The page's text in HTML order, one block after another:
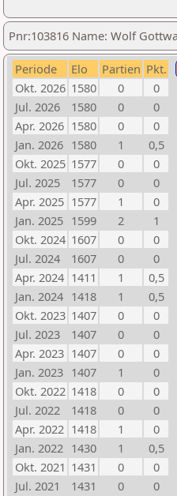
Pnr:103816 Name: Wolf
Periode Elo Partien Pkt.
Okt. 2026 1580 0
0
Jul. 2026
1580 0
0
Apr. 2026 1580 0
0
Jan. 2026 1580 1
0,5
Okt. 2025 1577 0
0
Jul. 2025
1577 0
0
Apr. 2025 1577 1
0
Jan. 2025 1599 2
1
Okt. 2024 1607 0
0
Jul. 2024
1607 0
0
Apr. 2024 1411 1
0,5
Jan. 2024 1418 1
0,5
Okt. 2023 1407 0
0
Jul. 2023
1407 0
0
Apr. 2023 1407 0
0
Jan. 2023 1407 1
0
Okt. 2022 1418 0
0
Jul. 2022
1418 0
0
Apr. 2022 1418 1
0
Jan. 2022 1430 1
0,5
Okt. 2021 1431 0
0
Jul. 2021
1431 0
0